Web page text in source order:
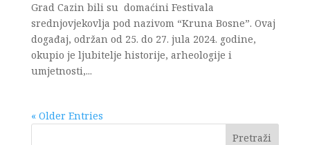
Grad Cazin bili su domaćini Festivala
srednjovjekovlja pod nazivom “Kruna Bosne”. Ovaj
događaj, održan od 25. do 27. jula 2024. godine,
okupio je ljubitelje historije, arheologije i
umjetnosti,...
« Older Entries
Pretraži